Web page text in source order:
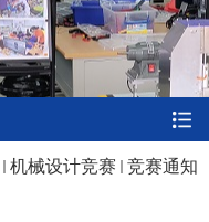
机械设计竞赛 竞赛通知